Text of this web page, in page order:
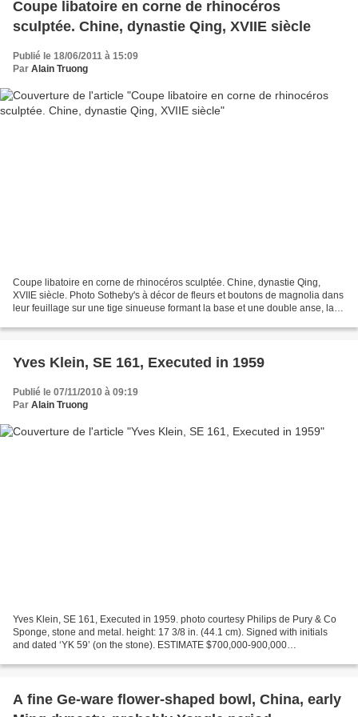
Coupe libatoire en corne de rhinocéros
sculptée. Chine, dynastie Qing, XVIIE siècle
Publié le 18/06/2011 à 15:09
Par Alain Truong
Coupe libatoire en corne de rhinocéros sculptée. Chine, dynastie Qing,
XVIIE siècle. Photo Sotheby's à décor de fleurs et boutons de magnolia dans
leur feuillage sur une tige sinueuse formant la base et une double anse, laﾠ
Yves Klein, SE 161, Executed in 1959
Publié le 07/11/2010 à 09:19
Par Alain Truong
Yves Klein, SE 161, Executed in 1959. photo courtesy Philips de Pury & Co
Sponge, stone and metal. height: 17 3/8 in. (44.1 cm). Signed with initials
and dated ‘YK 59’ (on the stone). ESTIMATE $700,000-900,000
A fine Ge-ware flower-shaped bowl, China, early